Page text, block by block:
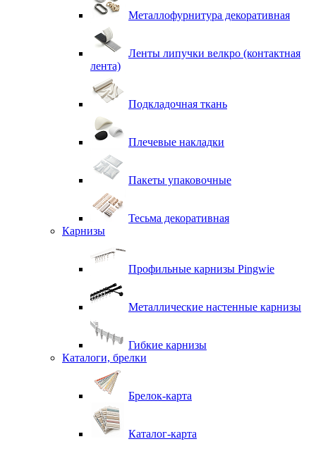
Металлофурнитура декоративная
Ленты липучки велкро (контактная
лента)
Подкладочная ткань
Плечевые накладки
Пакеты упаковочные
Тесьма декоративная
Карнизы
Профильные карнизы Pingwie
Металлические настенные карнизы
Гибкие карнизы
Каталоги, брелки
Брелок-карта
Каталог-карта